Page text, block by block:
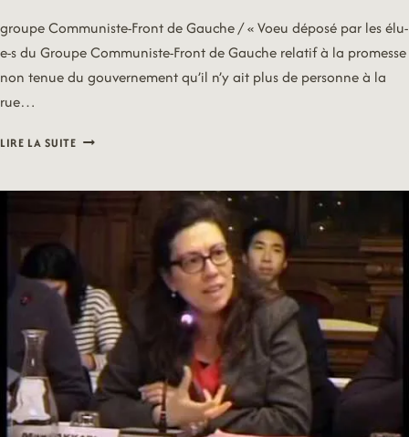
groupe Communiste-Front de Gauche / « Voeu déposé par les élu-
e-s du Groupe Communiste-Front de Gauche relatif à la promesse
non tenue du gouvernement qu’il n’y ait plus de personne à la
rue…
LIRE LA SUITE18/01/22